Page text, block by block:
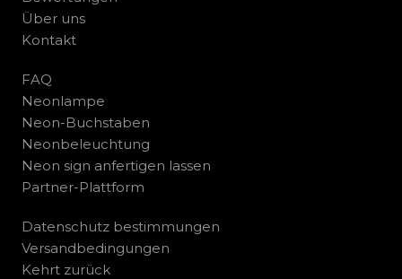
Über uns
Kontakt
FAQ
Neonlampe
Neon-Buchstaben
Neonbeleuchtung
Neon sign anfertigen lassen
Partner-Plattform
Datenschutz bestimmungen
Versandbedingungen
Kehrt zurück